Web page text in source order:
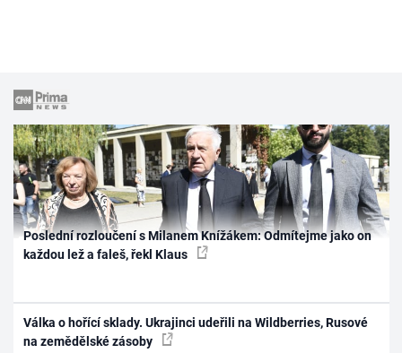
Poslední rozloučení s Milanem Knížákem: Odmítejme jako on
každou lež a faleš, řekl Klaus
Válka o hořící sklady. Ukrajinci udeřili na Wildberries, Rusové
na zemědělské zásoby